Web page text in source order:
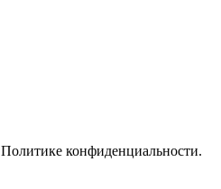
Политике конфиденциальности.